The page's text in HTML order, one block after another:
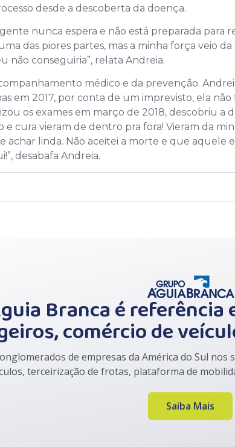
desde a descoberta da doença.
nunca espera e não está preparada para
das piores partes, mas a minha força veio da
não conseguiria”, relata Andreia.
médico e da prevenção.
em 2017, por conta de um imprevisto, ela
os exames em março de 2018, descobriu a
e cura vieram de dentro pra fora! Vieram da
achar linda. Não aceitei a morte e que aquele
desabafa Andreia.
Branca é
comércio de
de empresas da América do Sul
terceirização de frotas, plataforma de
Saiba Mais